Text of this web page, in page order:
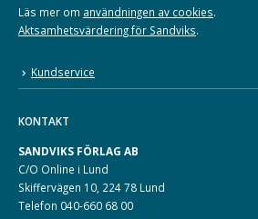
Läs mer om användningen av cookies.
Aktsamhetsvärdering för Sandviks.
Kundservice
KONTAKT
SANDVIKS FÖRLAG AB
C/O Online i Lund
Skiffervägen 10, 224 78 Lund
Telefon 040-660 68 00